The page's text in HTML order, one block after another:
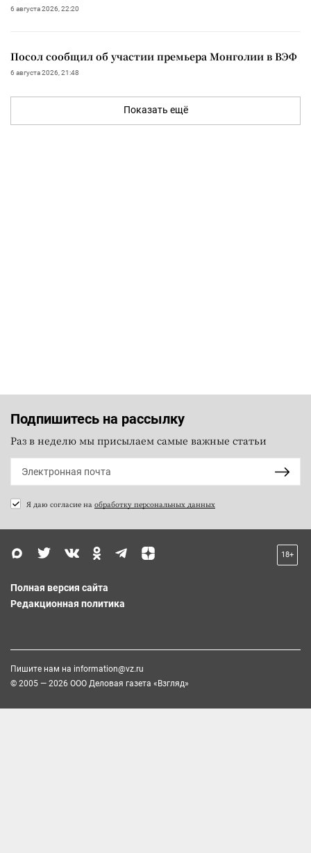
6 августа 2026, 22:20
Посол сообщил об участии премьера Монголии в ВЭФ
6 августа 2026, 21:48
Показать ещё
Подпишитесь на рассылку
Раз в неделю мы присылаем самые важные статьи
Я даю согласие на обработку персональных данных
18+
Полная версия сайта
Редакционная политика
Пишите нам на information@vz.ru
© 2005 — 2026 ООО Деловая газета «Взгляд»